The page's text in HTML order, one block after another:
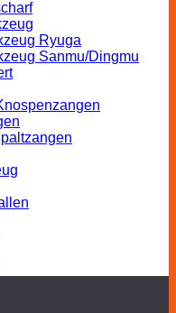
Ryuga
Sanmu/Dingmu